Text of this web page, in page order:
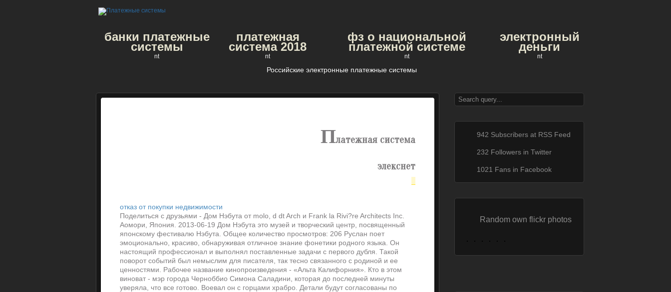
банки платежные
системы
nt
платежная
система 2018
nt
фз о национальной
платежной системе
nt
электронный
деньги
nt
Российские электронные платежные системы
платежная система
элекснет
отказ от покупки недвижимости
Поделиться с друзьями - Дом Нэбута от molo, d dt Arch и Frank la Rivi?re Architects Inc.
Аомори, Япония. 2013-06-19 Дом Нэбута это музей и творческий центр, посвященный
японскому фестивалю Нэбута. Общее количество просмотров: 206 Руслан поет
эмоционально, красиво, обнаруживая отличное знание фонетики родного языка. Он
настоящий профессионал и выполнял поставленные задачи с первого дубля. Такой
поворот событий был немыслим для писателя, так тесно связанного с родиной и ее
ценностями. Рабочее название кинопроизведения - «Альта Калифорния». Кто в этом
виноват - мэр города Черноббио Симона Саладини, которая до последней минуты
уверяла, что все готово. Воевал он с горцами храбро. Детали будут согласованы по
942 Subscribers at RSS Feed
232 Followers in Twitter
1021 Fans in Facebook
Random own flickr photos